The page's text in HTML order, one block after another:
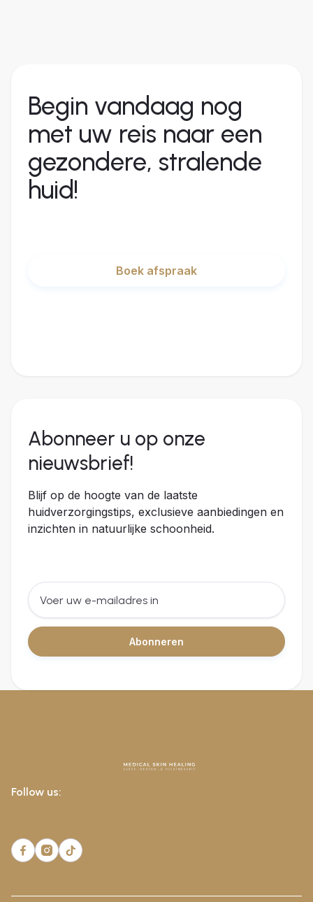
Begin vandaag nog
met uw reis naar een
gezondere, stralende
huid!
Boek afspraak
Abonneer u op onze
nieuwsbrief!
Blijf op de hoogte van de laatste
huidverzorgingstips, exclusieve aanbiedingen en
inzichten in natuurlijke schoonheid.
Follow us:
  